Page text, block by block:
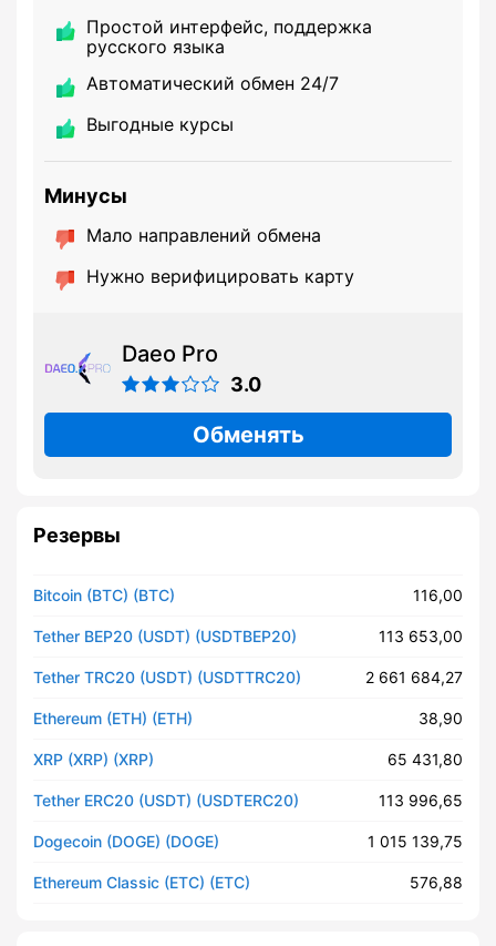
Простой интерфейс, поддержка
русского языка
Автоматический обмен 24/7
Выгодные курсы
Минусы
Мало направлений обмена
Нужно верифицировать карту
Daeo Pro
3.0
Обменять
Резервы
Bitcoin (BTC) (BTC) 116,00
Tether BEP20 (USDT) (USDTBEP20) 113 653,00
Tether TRC20 (USDT) (USDTTRC20) 2 661 684,27
Ethereum (ETH) (ETH) 38,90
XRP (XRP) (XRP) 65 431,80
Tether ERC20 (USDT) (USDTERC20) 113 996,65
Dogecoin (DOGE) (DOGE) 1 015 139,75
Ethereum Classic (ETC) (ETC) 576,88